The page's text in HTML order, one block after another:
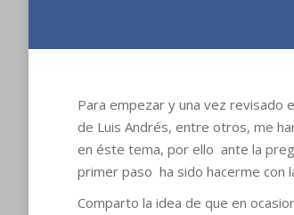
Para empezar y una vez revisado
de Luis Andrés, entre otros, me
en éste tema, por ello ante la
primer paso ha sido hacerme con
Comparto la idea de que en